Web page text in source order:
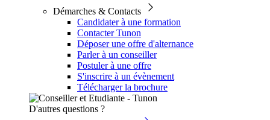
Démarches & Contacts
Candidater à une formation
Contacter Tunon
Déposer une offre d'alternance
Parler à un conseiller
Postuler à une offre
S'inscrire à un évènement
Télécharger la brochure
D'autres questions ?